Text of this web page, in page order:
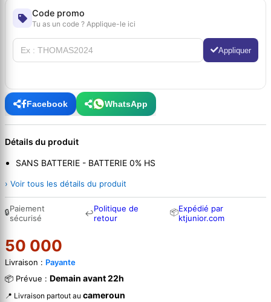
Code promo
Tu as un code ? Applique-le ici
Appliquer
Facebook WhatsApp
Détails du produit
SANS BATTERIE - BATTERIE 0% HS
› Voir tous les détails du produit
🔒Paiement
sécurisé
↩Politique de
retour
📦Expédié par
ktjunior.com
50 000
Livraison : Payante
📦 Prévue : Demain avant 22h
📍 Livraison partout au cameroun